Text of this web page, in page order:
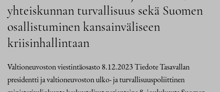
yhteiskunnan turvallisuus sekä Suomen
osallistuminen kansainväliseen
kriisinhallintaan
Valtioneuvoston viestintäosasto 8.12.2023 Tiedote Tasavallan
presidentti ja valtioneuvoston ulko- ja turvallisuuspoliittinen